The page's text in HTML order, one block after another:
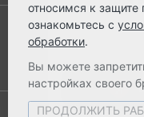
© 2003-2026
относимся к
ознакомьтесь с
обработки.
Вы можете
настройках своего
ПРОДОЛЖИТЬ